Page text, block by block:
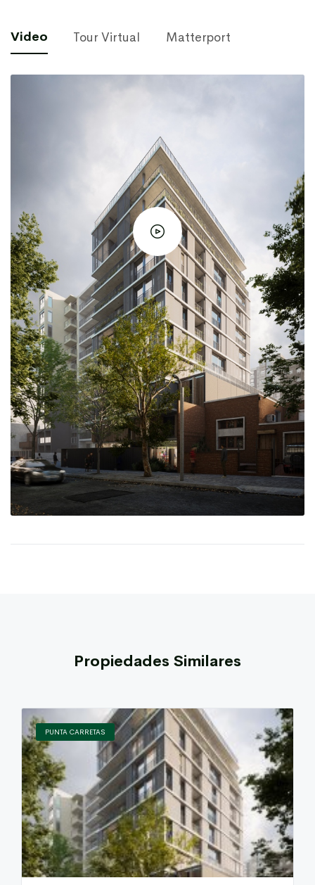
Video Tour Virtual Matterport
Propiedades Similares
PUNTA CARRETAS